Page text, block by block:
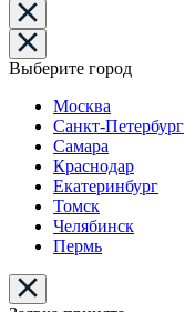
Выберите город
Москва
Санкт-Петербург
Самара
Краснодар
Екатеринбург
Томск
Челябинск
Пермь